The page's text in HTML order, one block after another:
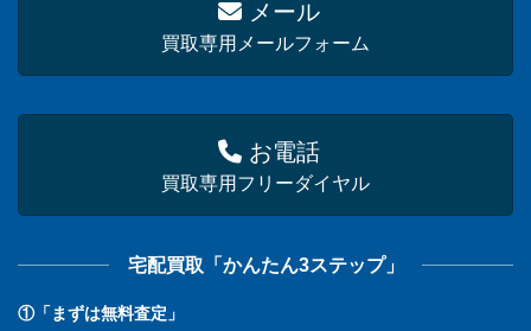
メール
買取専用メールフォーム
お電話
買取専用フリーダイヤル
宅配買取「かんたん3ステップ」
①「まずは無料査定」